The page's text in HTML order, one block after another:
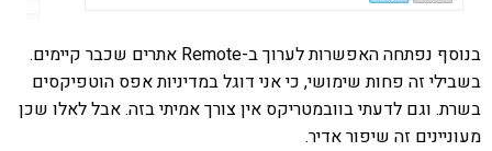
בנוסף נפתחה האפשרות לערוך ב-Remote אתרים שכבר קיימים.
בשבילי זה פחות שימושי, כי אני דוגל במדיניות אפס הוטפיקסים
בשרת. וגם לדעתי בוובמטריקס אין צורך אמיתי בזה. אבל לאלו שכן
מעוניינים זה שיפור אדיר.